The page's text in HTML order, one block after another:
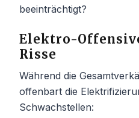
beeinträchtigt?
Elektro-
Risse
Während die
offenbart die
Schwachstellen: